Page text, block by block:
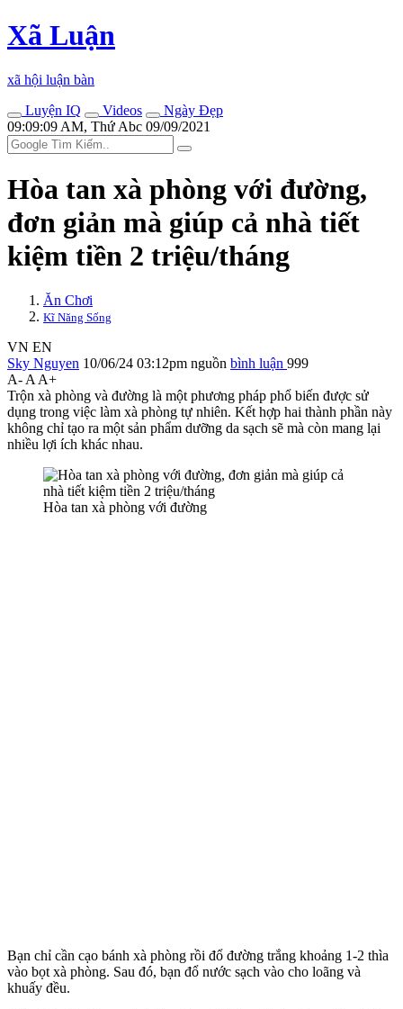
Xã Luận
xã hội luận bàn
Luyện IQ
Videos
Ngày Đẹp
09:09:09 AM, Thứ Abc 09/09/2021
Hòa tan xà phòng với đường,
đơn giản mà giúp cả nhà tiết
kiệm tiền 2 triệu/tháng
Ăn Chơi
Kĩ Năng Sống
VN EN
Sky Nguyen 10/06/24 03:12pm nguồn bình luận 999
A- A A+
Trộn xà phòng và đường là một phương pháp phổ biến được sử
dụng trong việc làm xà phòng tự nhiên. Kết hợp hai thành phần này
không chỉ tạo ra một sản phẩm dưỡng da sạch sẽ mà còn mang lại
nhiều lợi ích khác nhau.
Hòa tan xà phòng với đường
Bạn chỉ cần cạo bánh xà phòng rồi đổ đường trắng khoảng 1-2 thìa
vào bọt xà phòng. Sau đó, bạn đổ nước sạch vào cho loãng và
khuấy đều.